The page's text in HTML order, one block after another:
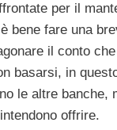
per il
bene fare una
il conto
basarsi, in
le altre banche,
offrire.